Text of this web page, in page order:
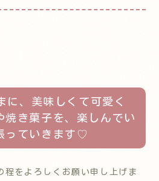
に、美味しくて可愛く
焼き菓子を、楽しんでい
っていきます♡
程をよろしくお願い申し上げま